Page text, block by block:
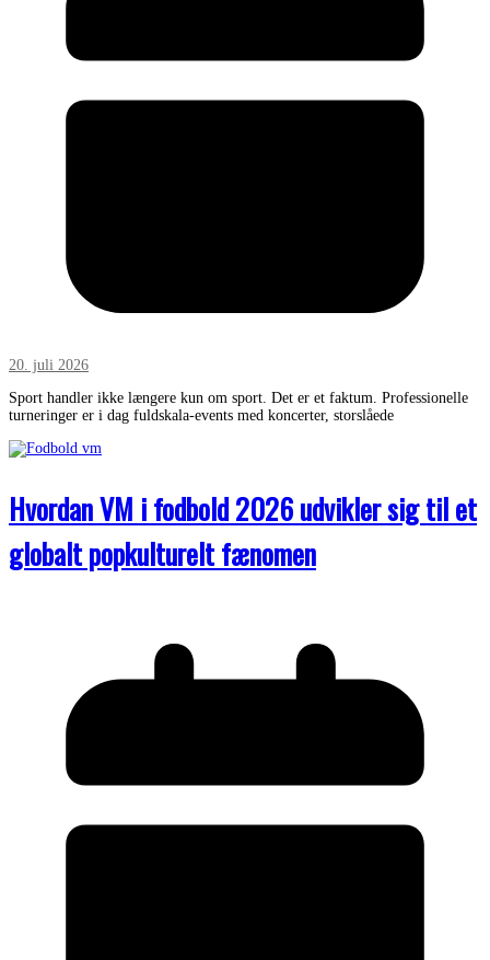
20. juli 2026
Sport handler ikke længere kun om sport. Det er et faktum. Professionelle
turneringer er i dag fuldskala-events med koncerter, storslåede
Hvordan VM i fodbold 2026 udvikler sig til et
globalt popkulturelt fænomen